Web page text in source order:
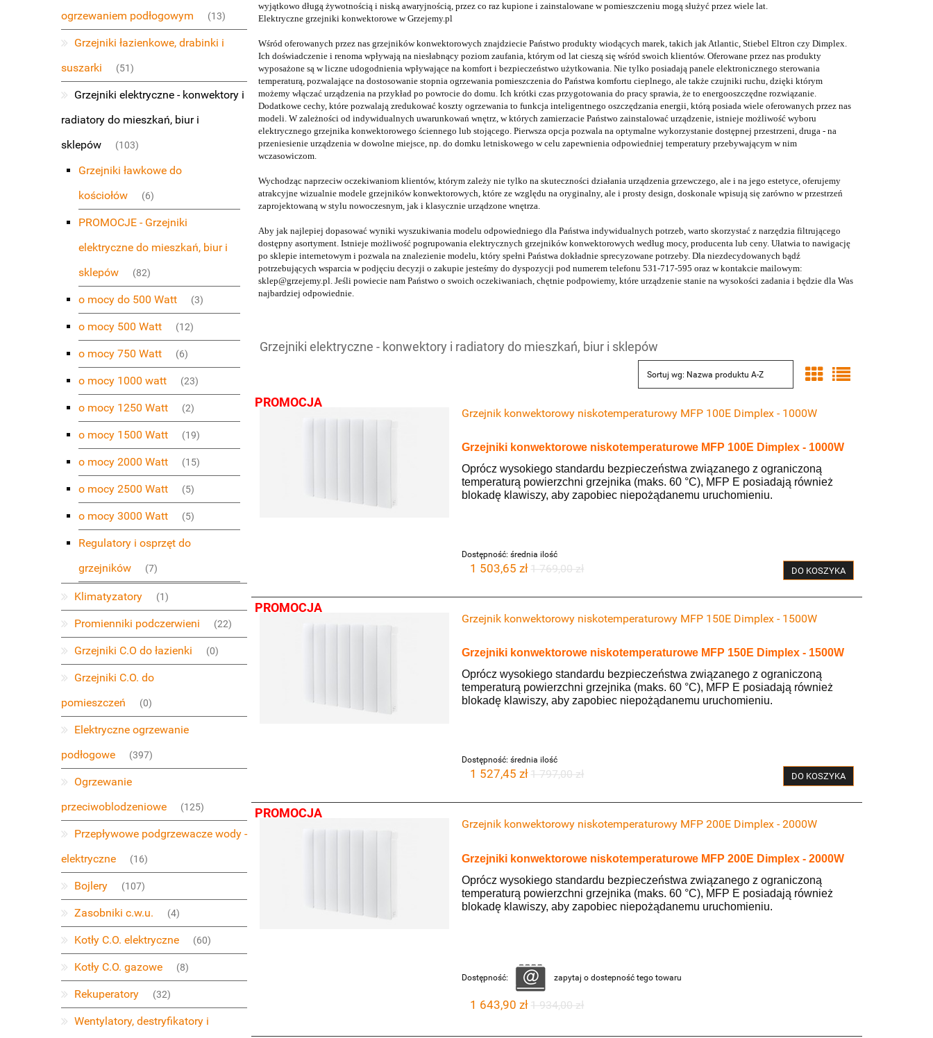
ogrzewaniem podłogowym
(13)
Grzejniki łazienkowe, drabinki i
suszarki
(51)
Grzejniki elektryczne - konwektory i
radiatory do mieszkań, biur i
sklepów
(103)
Grzejniki ławkowe do
kościołów
(6)
PROMOCJE - Grzejniki
elektryczne do mieszkań, biur i
sklepów
(82)
o mocy do 500 Watt (3)
o mocy 500 Watt (12)
o mocy 750 Watt (6)
o mocy 1000 watt (23)
o mocy 1250 Watt (2)
o mocy 1500 Watt (19)
o mocy 2000 Watt (15)
o mocy 2500 Watt (5)
o mocy 3000 Watt (5)
Regulatory i osprzęt do
grzejników
(7)
Klimatyzatory (1)
Promienniki podczerwieni (22)
Grzejniki C.O do łazienki (0)
Grzejniki C.O. do
pomieszczeń
(0)
Elektryczne ogrzewanie
podłogowe
(397)
Ogrzewanie
przeciwoblodzeniowe
(125)
Przepływowe podgrzewacze wody -
elektryczne
(16)
Bojlery (107)
Zasobniki c.w.u. (4)
Kotły C.O. elektryczne (60)
Kotły C.O. gazowe (8)
Rekuperatory (32)
Wentylatory, destryfikatory i
wyjątkowo długą żywotnością i niską awaryjnością, przez co raz kupione i zainstalowane w pomieszczeniu mogą służyć przez wiele lat.
Elektryczne grzejniki konwektorowe w Grzejemy.pl
Wśród oferowanych przez nas grzejników konwektorowych znajdziecie Państwo produkty wiodących marek, takich jak Atlantic, Stiebel Eltron czy Dimplex.
Ich doświadczenie i renoma wpływają na niesłabnący poziom zaufania, którym od lat cieszą się wśród swoich klientów. Oferowane przez nas produkty
wyposażone są w liczne udogodnienia wpływające na komfort i bezpieczeństwo użytkowania. Nie tylko posiadają panele elektronicznego sterowania
temperaturą, pozwalające na dostosowanie stopnia ogrzewania pomieszczenia do Państwa komfortu cieplnego, ale także czujniki ruchu, dzięki którym
możemy włączać urządzenia na przykład po powrocie do domu. Ich krótki czas przygotowania do pracy sprawia, że to energooszczędne rozwiązanie.
Dodatkowe cechy, które pozwalają zredukować koszty ogrzewania to funkcja inteligentnego oszczędzania energii, którą posiada wiele oferowanych przez nas
modeli. W zależności od indywidualnych uwarunkowań wnętrz, w których zamierzacie Państwo zainstalować urządzenie, istnieje możliwość wyboru
elektrycznego grzejnika konwektorowego ściennego lub stojącego. Pierwsza opcja pozwala na optymalne wykorzystanie dostępnej przestrzeni, druga - na
przeniesienie urządzenia w dowolne miejsce, np. do domku letniskowego w celu zapewnienia odpowiedniej temperatury przebywającym w nim
wczasowiczom.
Wychodząc naprzeciw oczekiwaniom klientów, którym zależy nie tylko na skuteczności działania urządzenia grzewczego, ale i na jego estetyce, oferujemy
atrakcyjne wizualnie modele grzejników konwektorowych, które ze względu na oryginalny, ale i prosty design, doskonale wpisują się zarówno w przestrzeń
zaprojektowaną w stylu nowoczesnym, jak i klasycznie urządzone wnętrza.
Aby jak najlepiej dopasować wyniki wyszukiwania modelu odpowiedniego dla Państwa indywidualnych potrzeb, warto skorzystać z narzędzia filtrującego
dostępny asortyment. Istnieje możliwość pogrupowania elektrycznych grzejników konwektorowych według mocy, producenta lub ceny. Ułatwia to nawigację
po sklepie internetowym i pozwala na znalezienie modelu, który spełni Państwa dokładnie sprecyzowane potrzeby. Dla niezdecydowanych bądź
potrzebujących wsparcia w podjęciu decyzji o zakupie jesteśmy do dyspozycji pod numerem telefonu 531-717-595 oraz w kontakcie mailowym:
sklep@grzejemy.pl. Jeśli powiecie nam Państwo o swoich oczekiwaniach, chętnie podpowiemy, które urządzenie stanie na wysokości zadania i będzie dla Was
najbardziej odpowiednie.
Grzejniki elektryczne - konwektory i radiatory do mieszkań, biur i sklepów
Sortuj wg: Nazwa produktu A-Z
Grzejnik konwektorowy niskotemperaturowy MFP 100E Dimplex - 1000W
Grzejniki konwektorowe niskotemperaturowe MFP 100E Dimplex - 1000W
Oprócz wysokiego standardu bezpieczeństwa związanego z ograniczoną
temperaturą powierzchni grzejnika (maks. 60 °C), MFP E posiadają również
blokadę klawiszy, aby zapobiec niepożądanemu uruchomieniu.
Dostępność: średnia ilość
1 503,65 zł 1 769,00 zł DO KOSZYKA
PROMOCJA
Grzejnik konwektorowy niskotemperaturowy MFP 150E Dimplex - 1500W
Grzejniki konwektorowe niskotemperaturowe MFP 150E Dimplex - 1500W
Oprócz wysokiego standardu bezpieczeństwa związanego z ograniczoną
temperaturą powierzchni grzejnika (maks. 60 °C), MFP E posiadają również
blokadę klawiszy, aby zapobiec niepożądanemu uruchomieniu.
Dostępność: średnia ilość
1 527,45 zł 1 797,00 zł DO KOSZYKA
PROMOCJA
Grzejnik konwektorowy niskotemperaturowy MFP 200E Dimplex - 2000W
Grzejniki konwektorowe niskotemperaturowe MFP 200E Dimplex - 2000W
Oprócz wysokiego standardu bezpieczeństwa związanego z ograniczoną
temperaturą powierzchni grzejnika (maks. 60 °C), MFP E posiadają również
blokadę klawiszy, aby zapobiec niepożądanemu uruchomieniu.
Dostępność: zapytaj o dostepność tego towaru
1 643,90 zł 1 934,00 zł
PROMOCJA